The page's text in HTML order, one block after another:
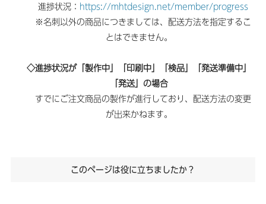
進捗状況： https://mhtdesign.net/member/progress
※名刺以外の商品につきましては、配送方法を指定するこ
とはできません。
◇進捗状況が「製作中」「印刷中」「検品」「発送準備中」
「発送」の場合
すでにご注文商品の製作が進行しており、配送方法の変更
が出来かねます。
このページは役に立ちましたか？